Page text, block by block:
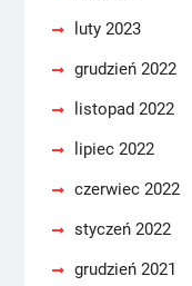
luty 2023
grudzień 2022
listopad 2022
lipiec 2022
czerwiec 2022
styczeń 2022
grudzień 2021